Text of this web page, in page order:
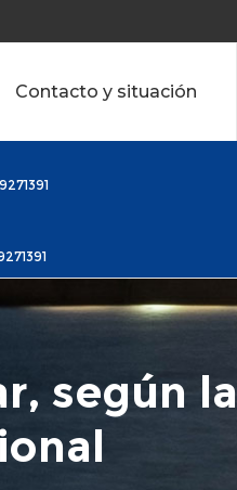
Contacto y situación
según la